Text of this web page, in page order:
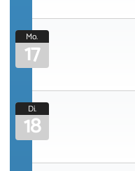
Mo.
17
Di.
18